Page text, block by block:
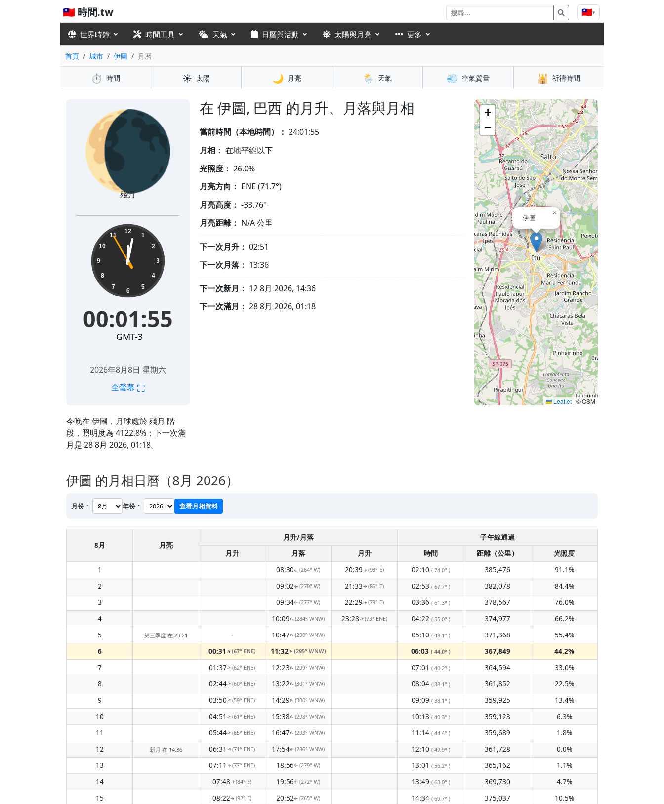
🇹🇼 時間.tw 🇹🇼▾
世界時鐘 時間工具 天氣 日曆與活動 太陽與月亮 更多
首頁 城市 伊圖 月曆
⏱️ 時間 ☀️ 太陽 🌙 月亮 🌦️ 天氣 💨 空氣質量 🕌 祈禱時間
在 伊圖, 巴西 的月升、月落與月相
今晚在 伊圖，月球處於 殘月 階
段，照明度為 4122.8%；下一次滿
月是 28 8月 2026, 01:18。
🌘
殘月
00:01:56 12
1
2
3
4
5
6
7
8
9
10
11
00:01:56
GMT-3
2026年8月8日 星期六
全螢幕 ⛶
當前時間（本地時間）： 24:01:56
月相： 在地平線以下
光照度： 26.0%
月亮方向： ENE (71.7°)
月亮高度： -33.76°
月亮距離： N/A公里
下一次月升： 02:51
下一次月落： 13:36
下一次新月： 12 8月 2026, 14:36
下一次滿月： 28 8月 2026, 01:18
伊圖
×
+
−
Leaflet | © OSM
伊圖 的月相日曆（8月 2026）
月份： 年份： 查看月相資料
8月 月亮
月升/月落
子午線通過
月升
月落 月升 時間 距離（公里）
光照度
1
08:30↑(264° W) 20:39↑(93° E) 02:10 ( 74.0° ) 385,476
91.1%
2
09:02↑ (270° W) 21:33↑(86° E) 02:53 ( 67.7° ) 382,078
84.4%
3
09:34↑(277° W) 22:29↑(79° E) 03:36 ( 61.3° ) 378,567
76.0%
4
10:09↑(284° WNW) 23:28↑(73° ENE) 04:22 ( 55.0° ) 374,977
66.2%
5
第三季度 在 23:21 - 10:47↑(290° WNW) 05:10 ( 49.1° ) 371,368
55.4%
6
00:31 ↑(67° ENE) 11:32↑(295° WNW) 06:03 ( 44.0° ) 367,849
44.2%
7
01:37↑(62° ENE) 12:23↑(299° WNW) 07:01 ( 40.2° ) 364,594
33.0%
8
02:44↑(60° ENE) 13:22↑(301° WNW) 08:04 ( 38.1° ) 361,852
22.5%
9
03:50↑(59° ENE) 14:29↑(300° WNW) 09:09 ( 38.1° ) 359,925
13.4%
10
04:51 ↑(61° ENE) 15:38↑(298° WNW) 10:13 ( 40.3° ) 359,123
6.3%
11
05:44↑(65° ENE) 16:47↑(293° WNW) 11:14 ( 44.4° ) 359,689
1.8%
12
新月 在 14:36 06:31 ↑(71° ENE) 17:54↑(286° WNW) 12:10 ( 49.9° ) 361,728
0.0%
13
07:11 ↑(77° ENE) 18:56↑(279° W) 13:01 ( 56.2° ) 365,162
1.1%
14
07:48↑(84° E) 19:56↑(272° W) 13:49 ( 63.0° ) 369,730
4.7%
15
08:22↑(92° E) 20:52↑(265° W) 14:34 ( 69.7° ) 375,037
10.5%